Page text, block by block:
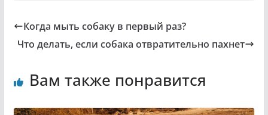
Когда мыть собаку в первый раз?
Что делать, если собака отвратительно пахнет
Вам также понравится